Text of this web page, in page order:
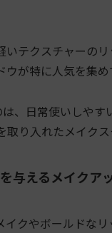
いテクスチャーの
が特に人気を集め
、日常使いしやす
り入れたメイクス
与えるメイクア
イクやボールドな